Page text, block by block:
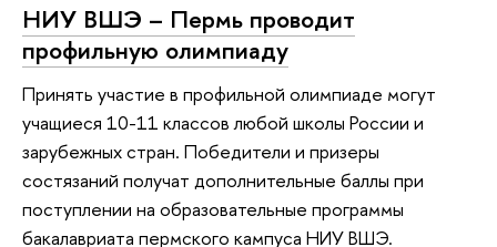
НИУ ВШЭ – Пермь проводит
профильную олимпиаду
Принять участие в профильной олимпиаде могут
учащиеся 10-11 классов любой школы России и
зарубежных стран. Победители и призеры
состязаний получат дополнительные баллы при
поступлении на образовательные программы
бакалавриата пермского кампуса НИУ ВШЭ.